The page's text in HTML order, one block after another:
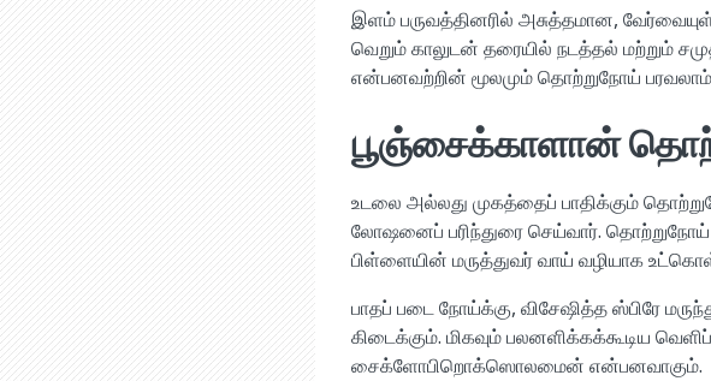
இளம் பருவத்தினரில் அசுத்தமான,
வெறும் காலுடன் தரையில் நடத்தல் மற்றும்
என்பனவற்றின் மூலமும் தொற்றுநோய்
பூஞ்சைக்காளான்
உடலை அல்லது முகத்தைப் பாதிக்கும்
லோஷனைப் பரிந்துரை செய்வார். தொற்றுநோய்
பிள்ளையின் மருத்துவர் வாய் வழியாக
பாதப் படை நோய்க்கு, விசேஷித்த ஸ்பிரே
கிடைக்கும். மிகவும் பலனளிக்கக்கூடிய
சைக்ளோபிறொக்ஸொலமைன் என்பனவாகும்.